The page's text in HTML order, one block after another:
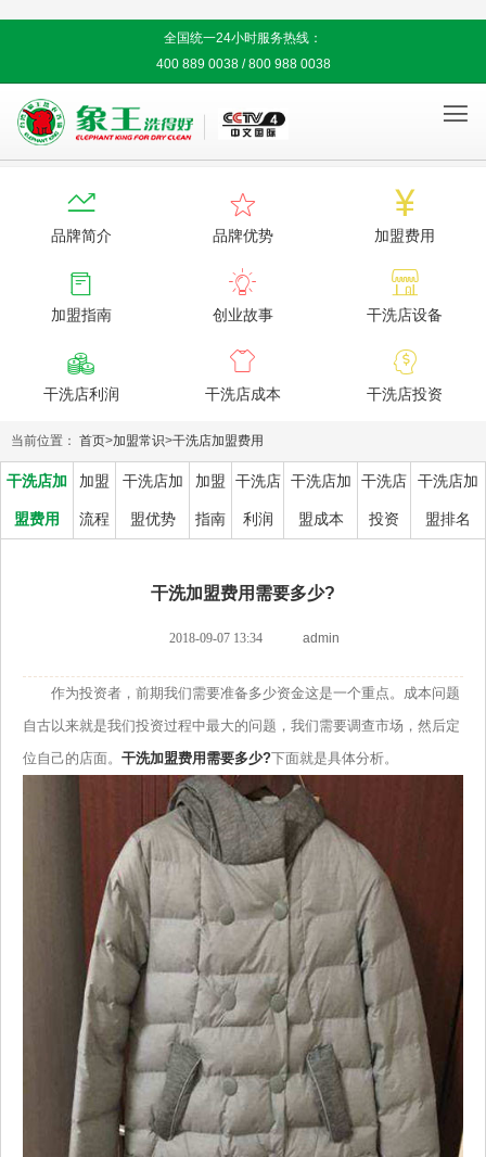
全国统一24小时服务热线：
400 889 0038 / 800 988 0038


品牌简介

品牌优势

加盟费用

加盟指南

创业故事

干洗店设备

干洗店利润

干洗店成本

干洗店投资
当前位置： 首页>加盟常识>干洗店加盟费用
干洗店加
盟费用
加盟
流程
干洗店加
盟优势
加盟
指南
干洗店
利润
干洗店加
盟成本
干洗店
投资
干洗店加
盟排名
干洗加盟费用需要多少?
2018-09-07 13:34 admin
作为投资者，前期我们需要准备多少资金这是一个重点。成本问题
自古以来就是我们投资过程中最大的问题，我们需要调查市场，然后定
位自己的店面。 干洗加盟费用需要多少?下面就是具体分析。